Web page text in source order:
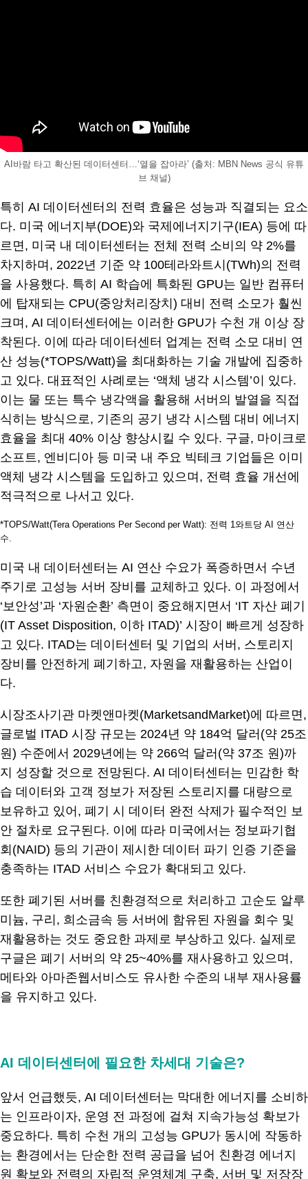
AI바람 타고 확산된 데이터센터…‘열을 잡아라’ (출처: MBN News 공식 유튜
브 채널)
특히 AI 데이터센터의 전력 효율은 성능과 직결되는 요소
다. 미국 에너지부(DOE)와 국제에너지기구(IEA) 등에 따
르면, 미국 내 데이터센터는 전체 전력 소비의 약 2%를
차지하며, 2022년 기준 약 100테라와트시(TWh)의 전력
을 사용했다. 특히 AI 학습에 특화된 GPU는 일반 컴퓨터
에 탑재되는 CPU(중앙처리장치) 대비 전력 소모가 훨씬
크며, AI 데이터센터에는 이러한 GPU가 수천 개 이상 장
착된다. 이에 따라 데이터센터 업계는 전력 소모 대비 연
산 성능(*TOPS/Watt)을 최대화하는 기술 개발에 집중하
고 있다. 대표적인 사례로는 ‘액체 냉각 시스템’이 있다.
이는 물 또는 특수 냉각액을 활용해 서버의 발열을 직접
식히는 방식으로, 기존의 공기 냉각 시스템 대비 에너지
효율을 최대 40% 이상 향상시킬 수 있다. 구글, 마이크로
소프트, 엔비디아 등 미국 내 주요 빅테크 기업들은 이미
액체 냉각 시스템을 도입하고 있으며, 전력 효율 개선에
적극적으로 나서고 있다.
*TOPS/Watt(Tera Operations Per Second per Watt): 전력 1와트당 AI 연산
수.
미국 내 데이터센터는 AI 연산 수요가 폭증하면서 수년
주기로 고성능 서버 장비를 교체하고 있다. 이 과정에서
‘보안성’과 ‘자원순환’ 측면이 중요해지면서 ‘IT 자산 폐기
(IT Asset Disposition, 이하 ITAD)’ 시장이 빠르게 성장하
고 있다. ITAD는 데이터센터 및 기업의 서버, 스토리지
장비를 안전하게 폐기하고, 자원을 재활용하는 산업이
다.
시장조사기관 마켓앤마켓(MarketsandMarket)에 따르면,
글로벌 ITAD 시장 규모는 2024년 약 184억 달러(약 25조
원) 수준에서 2029년에는 약 266억 달러(약 37조 원)까
지 성장할 것으로 전망된다. AI 데이터센터는 민감한 학
습 데이터와 고객 정보가 저장된 스토리지를 대량으로
보유하고 있어, 폐기 시 데이터 완전 삭제가 필수적인 보
안 절차로 요구된다. 이에 따라 미국에서는 정보파기협
회(NAID) 등의 기관이 제시한 데이터 파기 인증 기준을
충족하는 ITAD 서비스 수요가 확대되고 있다.
또한 폐기된 서버를 친환경적으로 처리하고 고순도 알루
미늄, 구리, 희소금속 등 서버에 함유된 자원을 회수 및
재활용하는 것도 중요한 과제로 부상하고 있다. 실제로
구글은 폐기 서버의 약 25~40%를 재사용하고 있으며,
메타와 아마존웹서비스도 유사한 수준의 내부 재사용률
을 유지하고 있다.
AI 데이터센터에 필요한 차세대 기술은?
앞서 언급했듯, AI 데이터센터는 막대한 에너지를 소비하
는 인프라이자, 운영 전 과정에 걸쳐 지속가능성 확보가
중요하다. 특히 수천 개의 고성능 GPU가 동시에 작동하
는 환경에서는 단순한 전력 공급을 넘어 친환경 에너지
원 확보와 전력의 자립적 운영체계 구축, 서버 및 저장장